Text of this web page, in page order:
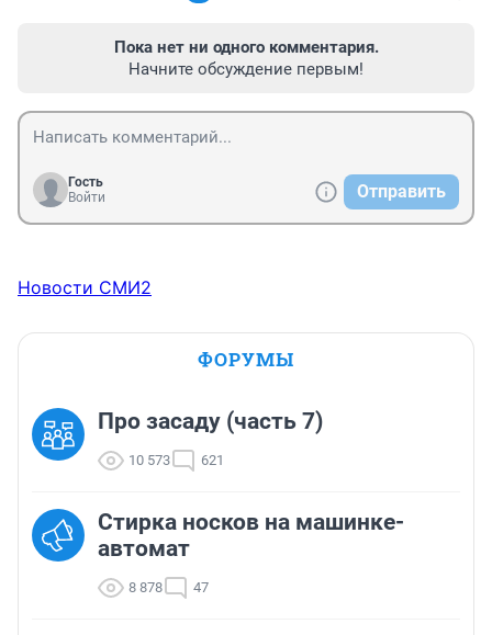
Пока нет ни одного комментария.
Начните обсуждение первым!
Гость
Войти
Отправить
Новости СМИ2
ФОРУМЫ
Про засаду (часть 7)
10 573 621
Стирка носков на машинке-
автомат
8 878 47